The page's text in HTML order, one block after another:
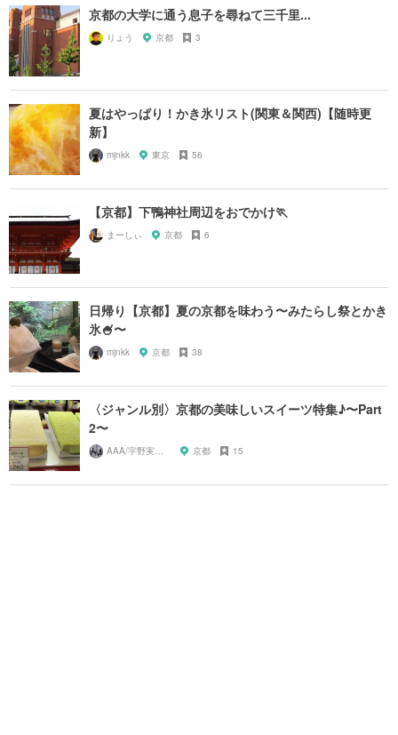
京都の大学に通う息子を尋ねて三千里...
りょう 京都 3
夏はやっぱり！かき氷リスト(関東＆関西)【随時更
新】
mjnkk 東京 56
【京都】下鴨神社周辺をおでかけ🏃
まーしぃ 京都 6
日帰り【京都】夏の京都を味わう〜みたらし祭とかき
氷🍧〜
mjnkk 京都 38
〈ジャンル別〉京都の美味しいスイーツ特集♪〜Part
2〜
AAA/宇野実彩子推し 京都 15